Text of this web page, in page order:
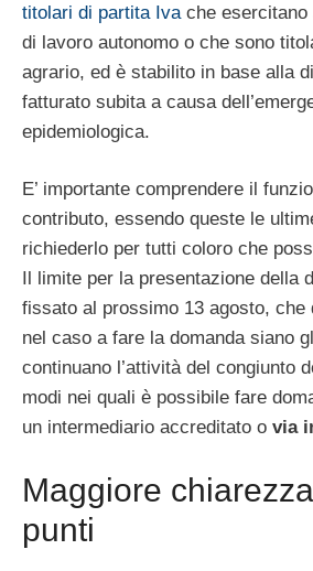
titolari di partita Iva che esercitano
di lavoro autonomo o che sono
agrario, ed è stabilito in base alla
fatturato subita a causa
epidemiologica.
E’ importante comprendere il
contributo, essendo queste le
richiederlo per tutti coloro che
Il limite per la presentazione della
fissato al prossimo 13 agosto, che
nel caso a fare la domanda siano
continuano l’attività del congiunto
modi nei quali è possibile fare
un intermediario accreditato o via
Maggiore
punti